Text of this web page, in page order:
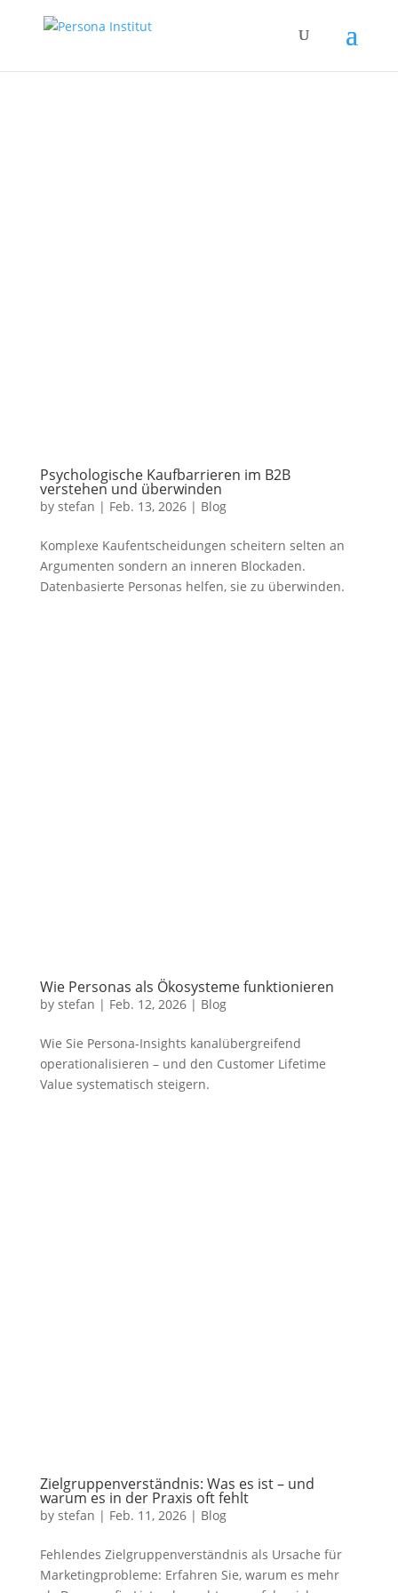
Psychologische Kaufbarrieren im B2B
verstehen und überwinden
by stefan | Feb. 13, 2026| Blog
Komplexe Kaufentscheidungen scheitern selten an
Argumenten sondern an inneren Blockaden.
Datenbasierte Personas helfen, sie zu überwinden.
Wie Personas als Ökosysteme funktionieren
by stefan | Feb. 12, 2026| Blog
Wie Sie Persona-Insights kanalübergreifend
operationalisieren – und den Customer Lifetime
Value systematisch steigern.
Zielgruppenverständnis: Was es ist – und
warum es in der Praxis oft fehlt
by stefan | Feb. 11, 2026| Blog
Fehlendes Zielgruppenverständnis als Ursache für
Marketingprobleme: Erfahren Sie, warum es mehr